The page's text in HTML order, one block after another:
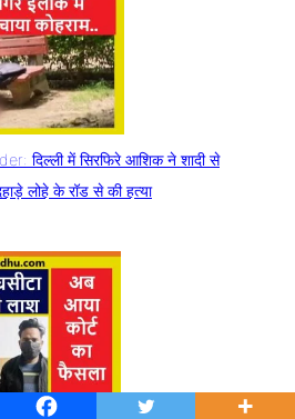
दिल्ली में सिरफिरे आशिक ने शादी से
लोहे के रॉड से की हत्या